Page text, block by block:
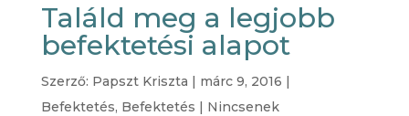
Találd meg a legjobb
befektetési alapot
Szerző: Papszt Kriszta | márc 9, 2016 |
Befektetés, Befektetés | Nincsenek